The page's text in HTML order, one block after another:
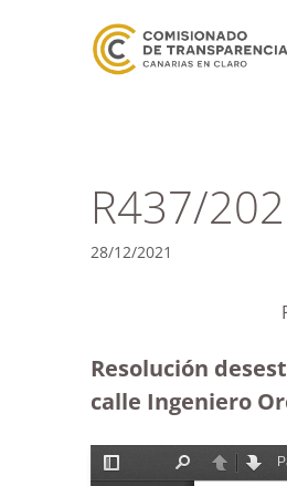
R437/
28/12/2021
Resolución
calle Ingeniero